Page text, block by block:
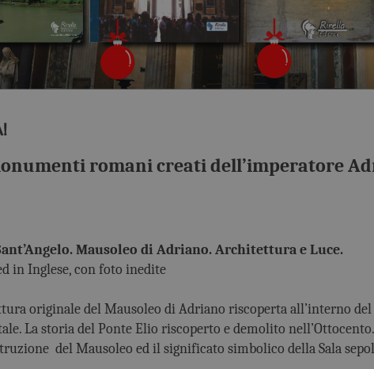
romani creati dell’imperatore
Mausoleo di Adriano. Architettura e Luce.
in Inglese, con foto inedite
originale del Mausoleo di Adriano riscoperta all’interno del
La storia del Ponte Elio riscoperto e demolito
del Mausoleo ed il significato simbolico della Sala